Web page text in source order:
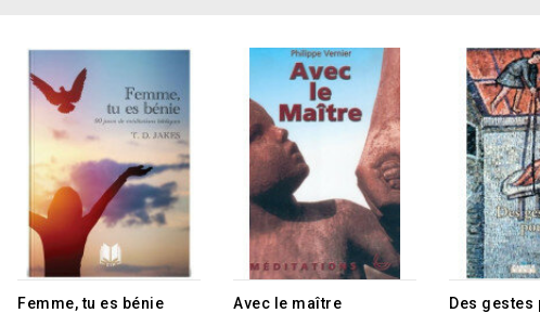
Femme, tu es bénie Avec le maître